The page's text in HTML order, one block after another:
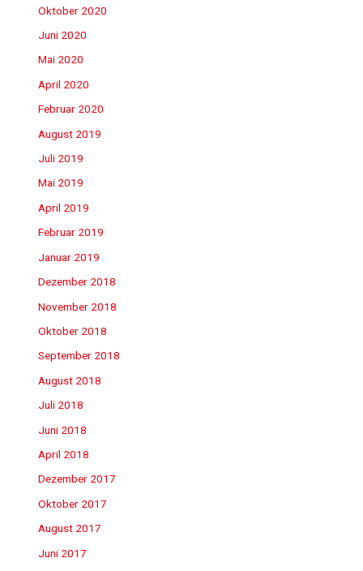
Oktober 2020
Juni 2020
Mai 2020
April 2020
Februar 2020
August 2019
Juli 2019
Mai 2019
April 2019
Februar 2019
Januar 2019
Dezember 2018
November 2018
Oktober 2018
September 2018
August 2018
Juli 2018
Juni 2018
April 2018
Dezember 2017
Oktober 2017
August 2017
Juni 2017